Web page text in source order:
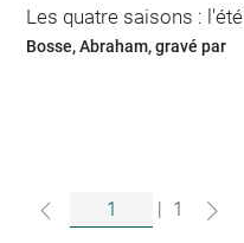
Les quatre saisons : l'été
Bosse, Abraham, gravé par
| 1